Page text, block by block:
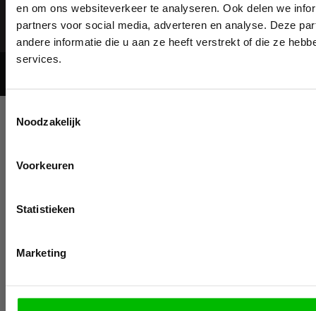
en om ons websiteverkeer te analyseren. Ook delen we
partners voor social media, adverteren en analyse. Deze
andere informatie die u aan ze heeft verstrekt of die ze
services.
Noodzakelijk
Voorkeuren
Statistieken
Marketing
Showroom geopend op afspraak ONTVANG
KORTING OP